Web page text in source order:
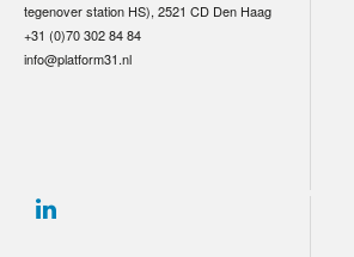
tegenover station HS), 2521 CD Den Haag
+31 (0)70 302 84 84
info@platform31.nl